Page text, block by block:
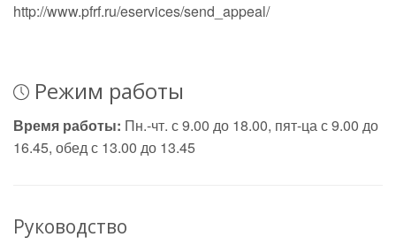
http://www.pfrf.ru/eservices/send_appeal/
Режим работы
Время работы: Пн.-чт. с 9.00 до 18.00, пят-ца с 9.00 до
16.45, обед с 13.00 до 13.45
Руководство